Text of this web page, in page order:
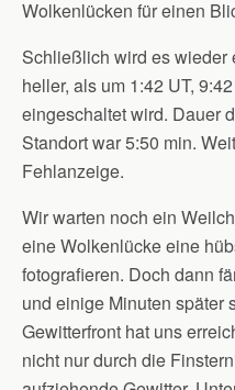
Wolkenlücken für einen
Schließlich wird es wieder
heller, als um 1:42 UT,
eingeschaltet wird. Dauer
Standort war 5:50 min.
Fehlanzeige.
Wir warten noch ein
eine Wolkenlücke eine
fotografieren. Doch dann
und einige Minuten später
Gewitterfront hat uns
nicht nur durch die